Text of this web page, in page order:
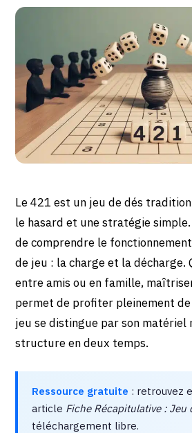
Le 421 est un jeu de dés
le hasard et une stratégie
de comprendre le
de jeu : la charge et la décharge.
entre amis ou en famille,
permet de profiter pleinement de
jeu se distingue par son matériel
structure en deux temps.
Ressource gratuite : retrouvez
article Fiche Récapitulative : Jeu
téléchargement libre.